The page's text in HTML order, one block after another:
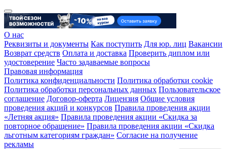
О нас
Реквизиты и документы Как поступить Для юр. лиц Вакансии
Возврат средств Оплата и доставка Проверить диплом или
удостоверение Часто задаваемые вопросы
Правовая информация
Политика конфиденциальности Политика обработки cookie
Политика обработки персональных данных Пользовательское
соглашение Договор-оферта Лицензия Общие условия
проведения акций и конкурсов Правила проведения акции
«Летняя акция» Правила проведения акции «Скидка за
повторное обращение» Правила проведения акции «Скидка
льготным категориям граждан» Согласие на получение
рекламы